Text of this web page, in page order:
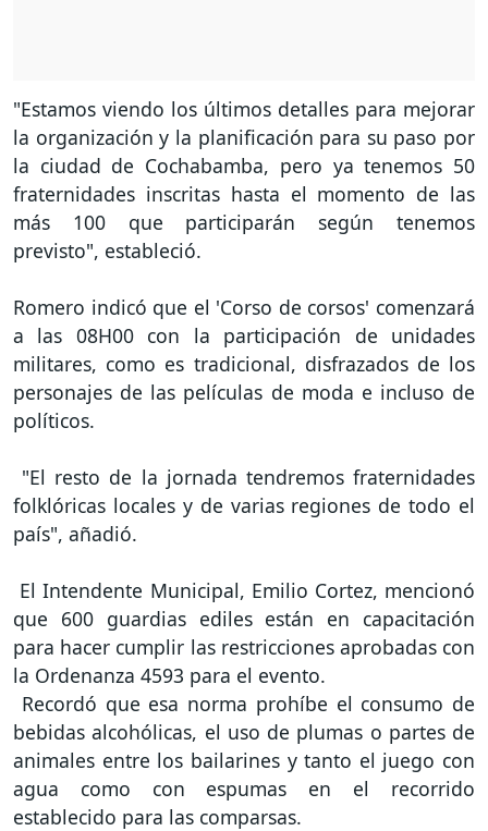
"Estamos viendo los últimos detalles para mejorar
la organización y la planificación para su paso por
la ciudad de Cochabamba, pero ya tenemos 50
fraternidades inscritas hasta el momento de las
más 100 que participarán según tenemos
previsto", estableció.
Romero indicó que el 'Corso de corsos' comenzará
a las 08H00 con la participación de unidades
militares, como es tradicional, disfrazados de los
personajes de las películas de moda e incluso de
políticos.
"El resto de la jornada tendremos fraternidades
folklóricas locales y de varias regiones de todo el
país", añadió.
El Intendente Municipal, Emilio Cortez, mencionó
que 600 guardias ediles están en capacitación
para hacer cumplir las restricciones aprobadas con
la Ordenanza 4593 para el evento.
Recordó que esa norma prohíbe el consumo de
bebidas alcohólicas, el uso de plumas o partes de
animales entre los bailarines y tanto el juego con
agua como con espumas en el recorrido
establecido para las comparsas.